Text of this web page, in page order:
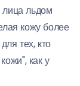
льдом
кожу более
тех, кто
как у